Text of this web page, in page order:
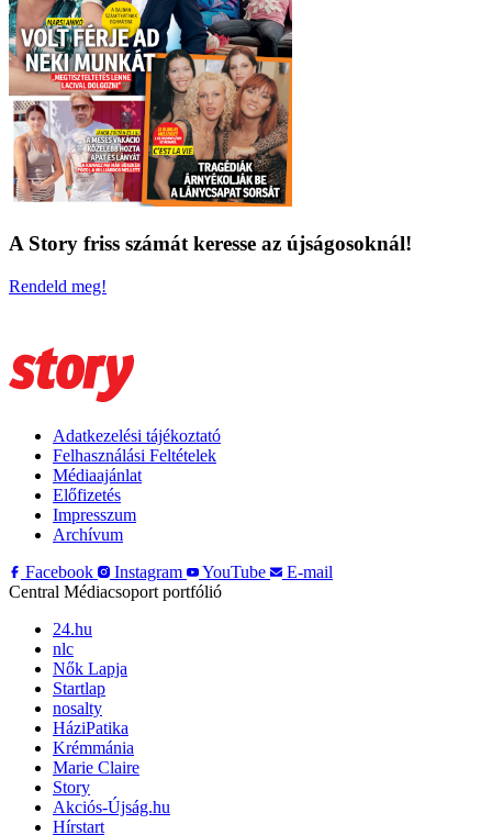
A Story friss számát keresse az újságosoknál!
Rendeld meg!
Adatkezelési tájékoztató
Felhasználási Feltételek
Médiaajánlat
Előfizetés
Impresszum
Archívum
Facebook
Instagram YouTube
E-mail
Central Médiacsoport portfólió
24.hu
nlc
Nők Lapja
Startlap
nosalty
HáziPatika
Krémmánia
Marie Claire
Story
Akciós-Újság.hu
Hírstart